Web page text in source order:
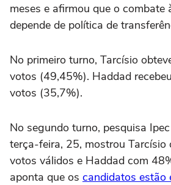
meses e afirmou que o combate
depende de política de
No primeiro turno, Tarcísio
votos (49,45%). Haddad
votos (35,7%).
No segundo turno, pesquisa
terça-feira, 25, mostrou Tarcísio
votos válidos e Haddad com
aponta que os candidatos estão